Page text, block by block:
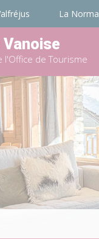
La Norma
Vanoise
de Tourisme